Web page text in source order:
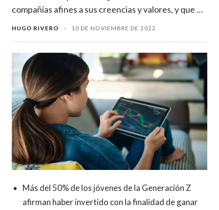
compañías afines a sus creencias y valores, y que …
HUGO RIVERO · 10 DE NOVIEMBRE DE 2022
Más del 50% de los jóvenes de la Generación Z
afirman haber invertido con la finalidad de ganar